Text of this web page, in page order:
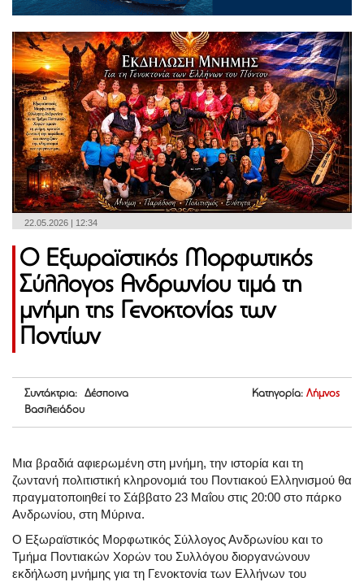
22.05.2026 | 12:34
Ο Εξωραϊστικός Μορφωτικός
Σύλλογος Ανδρωνίου τιμά τη
μνήμη της Γενοκτονίας των
Ποντίων
Συντάκτρια: Δέσποινα
Βασιλειάδου
Κατηγορία: Λήμνος
Μια βραδιά αφιερωμένη στη μνήμη, την ιστορία και τη
ζωντανή πολιτιστική κληρονομιά του Ποντιακού Ελληνισμού θα
πραγματοποιηθεί το Σάββατο 23 Μαΐου στις 20:00 στο πάρκο
Ανδρωνίου, στη Μύρινα.
Ο Εξωραϊστικός Μορφωτικός Σύλλογος Ανδρωνίου και το
Τμήμα Ποντιακών Χορών του Συλλόγου διοργανώνουν
εκδήλωση μνήμης για τη Γενοκτονία των Ελλήνων του